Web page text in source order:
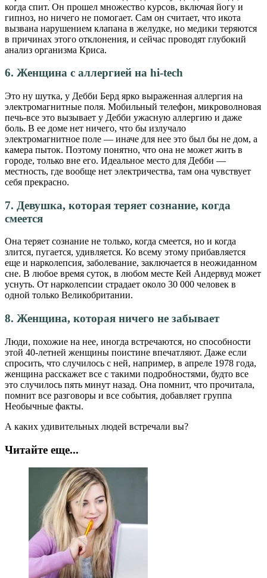
когда спит. Он прошел множество курсов, включая йогу и
гипноз, но ничего не помогает. Сам он считает, что икота
вызвана нарушением клапана в желудке, но медики теряются
в причинах этого отклонения, и сейчас проводят глубокий
анализ организма Криса.
6. Женщина с аллергией на hi-tech
Это ну шутка, у Дебби Берд ярко выраженная аллергия на
электромагнитные поля. Мобильный телефон, микроволновая
печь-все это вызывает у Дебби ужасную аллергию и даже
боль. В ее доме нет ничего, что бы излучало
электромагнитное поле — иначе для нее это был бы не дом, а
камера пыток. Поэтому понятно, что она не может жить в
городе, только вне его. Идеальное место для Дебби —
местность, где вообще нет электричества, там она чувствует
себя прекрасно.
7. Девушка, которая теряет сознание, когда
смеется
Она теряет сознание не только, когда смеется, но и когда
злится, пугается, удивляется. Ко всему этому прибавляется
еще и нарколепсия, заболевание, заключается в неожиданном
сне. В любое время суток, в любом месте Кей Андервуд может
уснуть. От нарколепсии страдает около 30 000 человек в
одной только Великобритании.
8. Женщина, которая ничего не забывает
Люди, похожие на нее, иногда встречаются, но способности
этой 40-летней женщины поистине впечатляют. Даже если
спросить, что случилось с ней, например, в апреле 1978 года,
женщина расскажет все с такими подробностями, будто все
это случилось пять минут назад. Она помнит, что прочитала,
помнит все разговоры и все события, добавляет группа
Необычные факты.
А каких удивительных людей встречали вы?
Читайте еще...